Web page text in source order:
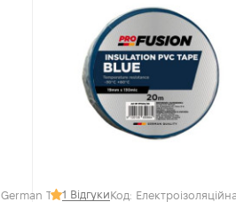
Type Hose Clamps20-32 мм, шт
1 ВідгукиКод: